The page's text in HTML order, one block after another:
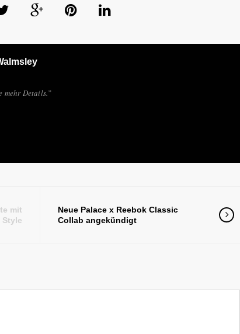
mehr Details.”
mit
Style
Neue Palace x Reebok Classic
Collab angekündigt